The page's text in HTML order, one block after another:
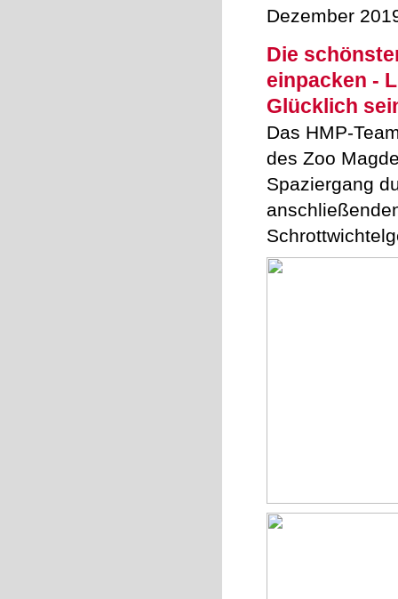
Dezember
Die
einpacken -
Glücklich
Das HMP-
des Zoo
Spaziergang